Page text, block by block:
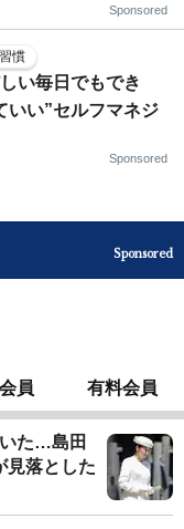
Sponsored
慣
い毎日でもでき
いい”セルフマネジ
Sponsored
Sponsored
員 有料会員
た…島田
見落とした